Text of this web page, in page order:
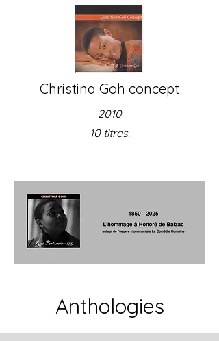
Christina Goh concept
2010
10 titres.
Anthologies